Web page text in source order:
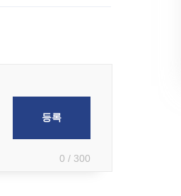
0 / 300